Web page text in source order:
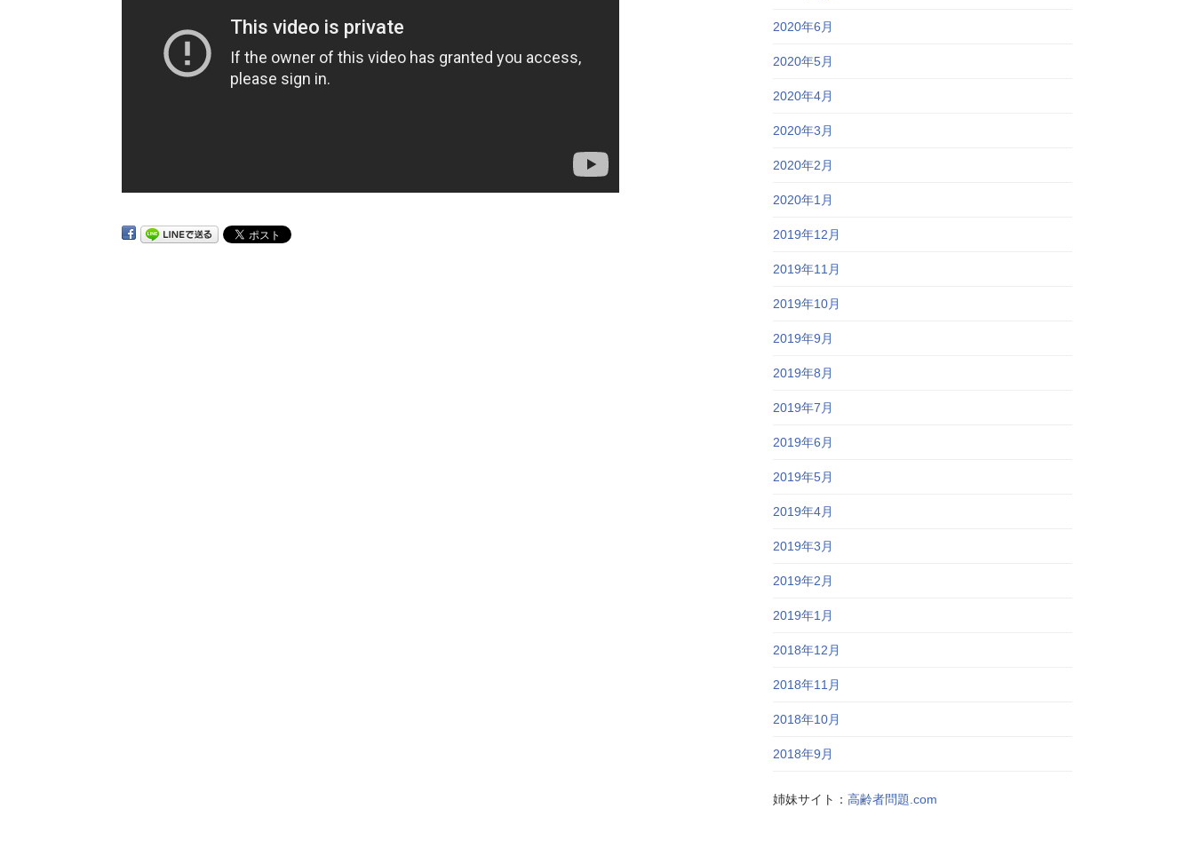
2020年6月
2020年5月
2020年4月
2020年3月
2020年2月
2020年1月
2019年12月
2019年11月
2019年10月
2019年9月
2019年8月
2019年7月
2019年6月
2019年5月
2019年4月
2019年3月
2019年2月
2019年1月
2018年12月
2018年11月
2018年10月
2018年9月
姉妹サイト：高齢者問題.com